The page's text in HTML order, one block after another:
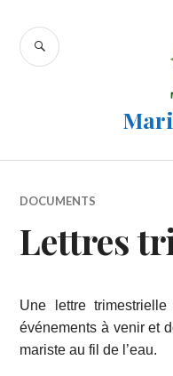
contenu
RECHERCHE
DOCUMENTS
Lettres
Une lettre
événements à venir et
mariste au fil de l’eau.